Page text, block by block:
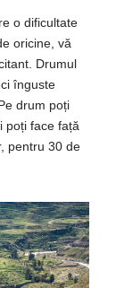
o dificultate
oricine, vă
Drumul
înguste
drum poți
poți face față
pentru 30 de